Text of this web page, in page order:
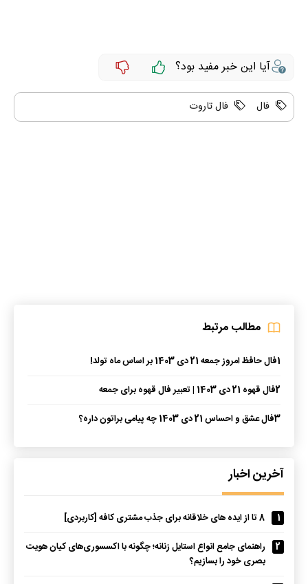
آیا این خبر مفید بود؟
فال فال تاروت
مطالب مرتبط
1فال حافظ امروز جمعه 21 دی 1403 بر اساس ماه تولد!
2فال قهوه 21 دی 1403 | تعبیر فال قهوه برای جمعه
3فال عشق و احساس 21 دی 1403 چه پیامی براتون داره؟
آخرین اخبار
1
8 تا از ایده های خلاقانه برای جذب مشتری کافه [کاربردی]
2
راهنمای جامع انواع استایل زنانه؛ چگونه با اکسسوری‌های کیان هویت
بصری خود را بسازیم؟